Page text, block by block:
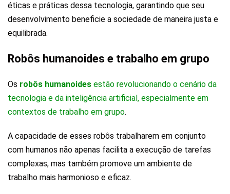
éticas e práticas dessa tecnologia, garantindo que seu
desenvolvimento beneficie a sociedade de maneira justa e
equilibrada.
Robôs humanoides e trabalho em grupo
Os robôs humanoides estão revolucionando o cenário da
tecnologia e da inteligência artificial, especialmente em
contextos de trabalho em grupo.
A capacidade de esses robôs trabalharem em conjunto
com humanos não apenas facilita a execução de tarefas
complexas, mas também promove um ambiente de
trabalho mais harmonioso e eficaz.